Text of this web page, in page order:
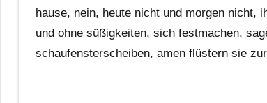
hause, nein, heute nicht und morgen nicht,
und ohne süßigkeiten, sich festmachen,
schaufensterscheiben, amen flüstern sie